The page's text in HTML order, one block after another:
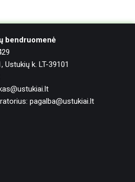
bendruomenė
Ustukių k. LT-39101
pagalba@ustukiai.lt